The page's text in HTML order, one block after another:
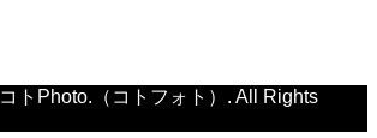
コトPhoto.（コトフォト）. All Rights